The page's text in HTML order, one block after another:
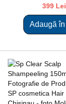
399 Lei
Adaugă